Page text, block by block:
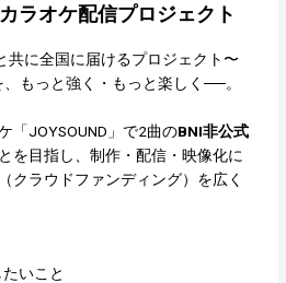
ラオケ配信プロジェクト
共に全国に届けるプロジェクト〜
もっと強く・もっと楽しく──。
「JOYSOUND」で2曲のBNI非公式
を目指し、制作・配信・映像化に
クラウドファンディング）を広く
いこと